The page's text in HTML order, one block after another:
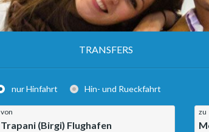
TRANSFERS
nur Hinfahrt Hin- und Rueckfahrt
von
Trapani (Birgi) Flughafen
zu